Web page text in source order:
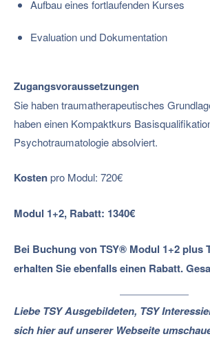
Aufbau eines fortlaufenden Kurses
Evaluation und Dokumentation
Zugangsvoraussetzungen
Sie haben traumatherapeutisches
haben einen Kompaktkurs
Psychotraumatologie absolviert.
Kostenpro Modul: 720€
Modul 1+2, Rabatt: 1340€
Bei Buchung von TSY® Modul 1+2 plus
erhalten Sie ebenfalls einen Rabatt.
Liebe TSY Ausgebildeten, TSY
sich hier auf unserer Webseite